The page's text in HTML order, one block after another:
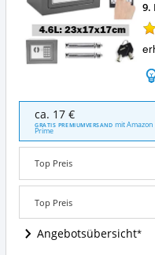
9.
Klein
Elektronischer
Safe
Minisafe
Wandtresor
ist
dieser
ca. 17 €
GRATIS PREMIUMVERSAND mit Amazon
Prime
Top Preis
Top Preis
Angebotsübersicht